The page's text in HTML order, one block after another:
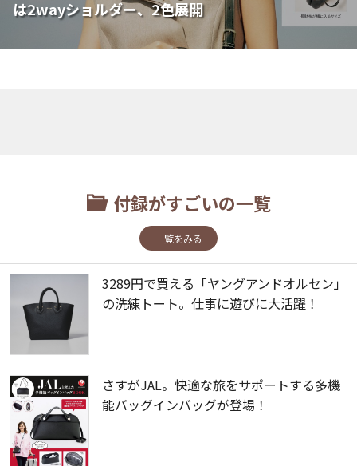
は2wayショルダー、2色展開
付録がすごいの一覧
一覧をみる
3289円で買える「ヤングアンドオルセン」
の洗練トート。仕事に遊びに大活躍！
さすがJAL。快適な旅をサポートする多機
能バッグインバッグが登場！